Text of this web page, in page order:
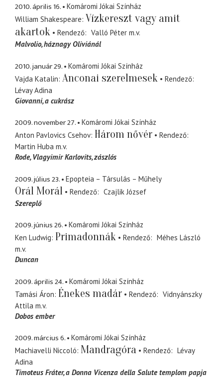
2010. április 16.
Komáromi Jókai Színház
William Shakespeare Vízkereszt vagy amit
akartok
Rendező Valló Péter m.v.
Malvolio háznagy Oliviánál
2010. január 29.
Komáromi Jókai Színház
Vajda Katalin Anconai szerelmesek
Rendező
Lévay Adina
Giovanni a cukrász
2009. november 27.
Komáromi Jókai Színház
Anton Pavlovics Csehov Három nővér
Rendező
Martin Huba m.v.
Rode, Vlagyimir Karlovits zászlós
2009. július 23. Epopteia – Társulás – Műhely
Orál Morál Rendező
Czajlik József
Szereplő
2009. június 26.
Komáromi Jókai Színház
Ken Ludwig Primadonnák Rendező
Méhes László
m.v.
Duncan
2009. április 24.
Komáromi Jókai Színház
Tamási Áron Énekes madár Rendező
Vidnyánszky
Attila m.v.
Dobos ember
2009. március 6.
Komáromi Jókai Színház
Machiavelli Niccoló Mandragóra Rendező
Lévay
Adina
Timoteus Fráter a Donna Vicenza della Salute templom papja